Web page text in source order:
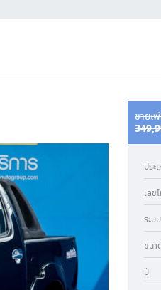
ขายเ
ประ
เลข
ระบ
ขนา
ปี